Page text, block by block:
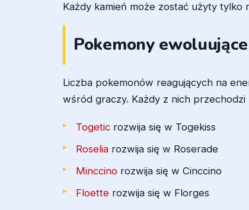
Każdy kamień może zostać użyty
Pokemony
Liczba pokemonów reagujących na
wśród graczy. Każdy z nich
Togetic rozwija się w Togekiss
Roselia rozwija się w Roserade
Minccino rozwija się w Cinccino
Floette rozwija się w Florges